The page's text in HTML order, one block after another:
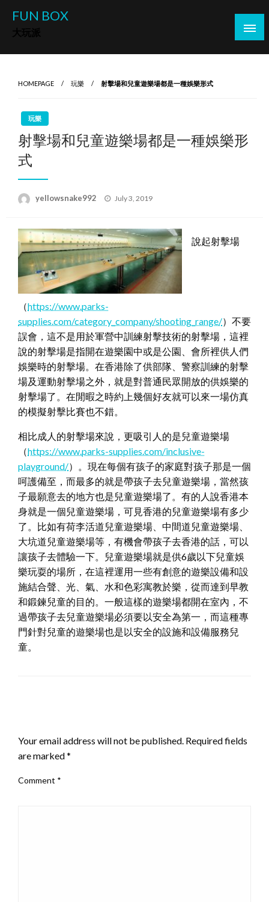
FUN BOX
HOMEPAGE 玩樂 射擊場和兒童遊樂場都是一種娛樂形式
玩樂
射擊場和兒童遊樂場都是一種娛樂形
式
yellowsnake992
Posted
July 3, 2019
說起射擊場
（https://www.parks-
supplies.com/category_company/shooting_range/）不要
誤會，這不是用於軍營中訓練射擊技術的射擊場，這裡
說的射擊場是指開在遊樂園中或是公園、會所裡供人們
娛樂時的射擊場。在香港除了供部隊、警察訓練的射擊
場及運動射擊場之外，就是對普通民眾開放的供娛樂的
射擊場了。在閒暇之時約上幾個好友就可以來一場仿真
的模擬射擊比賽也不錯。
相比成人的射擊場來說，更吸引人的是兒童遊樂場
（https://www.parks-supplies.com/inclusive-
playground/）。現在每個有孩子的家庭對孩子那是一個
呵護備至，而最多的就是帶孩子去兒童遊樂場，當然孩
子最願意去的地方也是兒童遊樂場了。有的人說香港本
身就是一個兒童遊樂場，可見香港的兒童遊樂場有多少
了。比如有荷李活道兒童遊樂場、中間道兒童遊樂場、
大坑道兒童遊樂場等，有機會帶孩子去香港的話，可以
讓孩子去體驗一下。兒童遊樂場就是供6歲以下兒童娛
樂玩耍的場所，在這裡運用一些有創意的遊樂設備和設
施結合聲、光、氣、水和色彩寓教於樂，從而達到早教
和鍛鍊兒童的目的。一般這樣的遊樂場都開在室內，不
過帶孩子去兒童遊樂場必須要以安全為第一，而這種專
門針對兒童的遊樂場也是以安全的設施和設備服務兒
童。
Your email address will not be published. Required fields
are marked*
Comment *